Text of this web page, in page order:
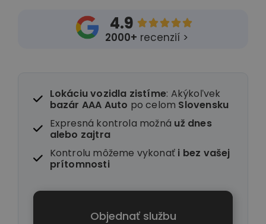
4.9 
2000+ recenzií >
Lokáciu vozidla zistíme: Akýkoľvek
bazár AAA Auto po celom Slovensku
Expresná kontrola možná už dnes
alebo zajtra
Kontrolu môžeme vykonať i bez vašej
prítomnosti
Objednať službu